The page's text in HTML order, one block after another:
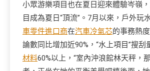
小眾游樂項目也在夏日迎來體驗岑嶺
目成為夏日“頂流”。7月以來，戶外玩
車零件進口商在汽車冷氣芯的事務熱
論數同比增加近90%，“水上項目”搜刮
材料60%以上，“室內沖浪館林天秤，